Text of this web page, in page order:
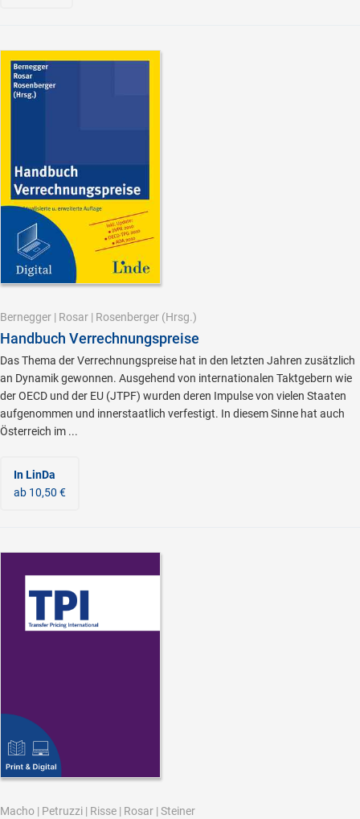
Bernegger | Rosar | Rosenberger (Hrsg.)
Handbuch Verrechnungspreise
Das Thema der Verrechnungspreise hat in den letzten Jahren zusätzlich
an Dynamik gewonnen. Ausgehend von internationalen Taktgebern wie
der OECD und der EU (JTPF) wurden deren Impulse von vielen Staaten
aufgenommen und innerstaatlich verfestigt. In diesem Sinne hat auch
Österreich im ...
In LinDa
ab 10,50 €
Macho | Petruzzi | Risse | Rosar | Steiner